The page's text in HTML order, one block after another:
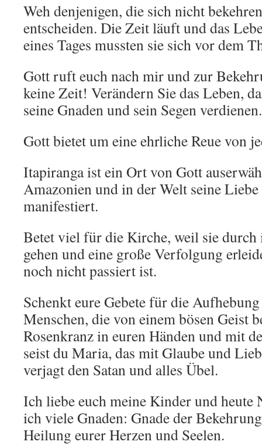
Weh denjenigen, die sich nicht
entscheiden. Die Zeit läuft und das
eines Tages mussten sie sich vor dem
Gott ruft euch nach mir und zur
keine Zeit! Verändern Sie das Leben,
seine Gnaden und sein Segen verdienen.
Gott bietet um eine ehrliche Reue von
Itapiranga ist ein Ort von Gott
Amazonien und in der Welt seine
manifestiert.
Betet viel für die Kirche, weil sie
gehen und eine große Verfolgung
noch nicht passiert ist.
Schenkt eure Gebete für die
Menschen, die von einem bösen Geist
Rosenkranz in euren Händen und mit
seist du Maria, das mit Glaube und
verjagt den Satan und alles Übel.
Ich liebe euch meine Kinder und heute
ich viele Gnaden: Gnade der
Heilung eurer Herzen und Seelen.